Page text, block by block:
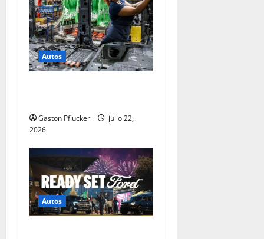
Autos
Gaston Pflucker
julio 22,
2026
Autos